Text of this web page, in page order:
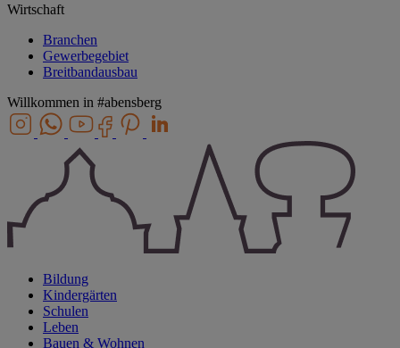
Wirtschaft
Branchen
Gewerbegebiet
Breitbandausbau
Willkommen in #abensberg
Bildung
Kindergärten
Schulen
Leben
Bauen & Wohnen